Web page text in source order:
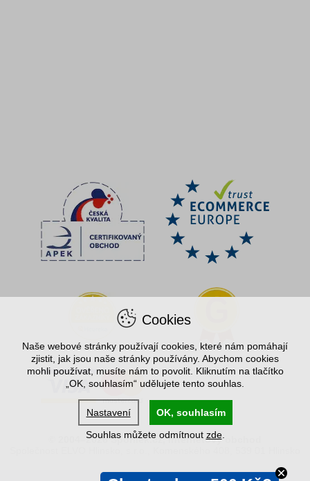
© 2004–2026 Spořílek.cz, internetový obchod
Cookies
Naše webové stránky používají cookies, které nám pomáhají
zjistit, jak jsou naše stránky používány. Abychom cookies
mohli používat, musíte nám to povolit. Kliknutím na tlačítko
„OK, souhlasím“ udělujete tento souhlas.
Nastavení
OK, souhlasím
Souhlas můžete odmítnout zde.